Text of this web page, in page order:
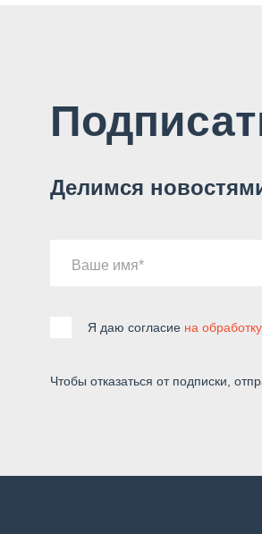
Делимся
Ваше имя
Я даю согласие на
Чтобы отказаться от подписки,